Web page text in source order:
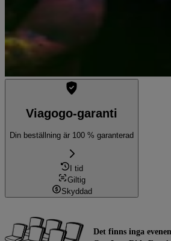
Viagogo-garanti
Din beställning är 100 % garanterad
I tid
Giltig
Skyddad
Det finns inga